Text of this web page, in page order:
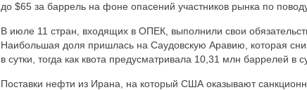
до $65 за баррель на фоне опасений участников рынка по
В июле 11 стран, входящих в ОПЕК, выполнили свои
Наибольшая доля пришлась на Саудовскую Аравию, которая
в сутки, тогда как квота предусматривала 10,31 млн баррелей в
Поставки нефти из Ирана, на который США оказывают